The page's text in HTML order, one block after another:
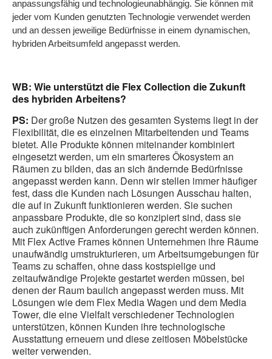
anpassungsfähig und technologieunabhängig. Sie können mit
jeder vom Kunden genutzten Technologie verwendet werden
und an dessen jeweilige Bedürfnisse in einem dynamischen,
hybriden Arbeitsumfeld angepasst werden.
WB: Wie unterstützt die Flex Collection die Zukunft
des hybriden Arbeitens?
PS: Der große Nutzen des gesamten Systems liegt in der
Flexibilität, die es einzelnen Mitarbeitenden und Teams
bietet. Alle Produkte können miteinander kombiniert
eingesetzt werden, um ein smarteres Ökosystem an
Räumen zu bilden, das an sich ändernde Bedürfnisse
angepasst werden kann. Denn wir stellen immer häufiger
fest, dass die Kunden nach Lösungen Ausschau halten,
die auf in Zukunft funktionieren werden. Sie suchen
anpassbare Produkte, die so konzipiert sind, dass sie
auch zukünftigen Anforderungen gerecht werden können.
Mit Flex Active Frames können Unternehmen ihre Räume
unaufwändig umstrukturieren, um Arbeitsumgebungen für
Teams zu schaffen, ohne dass kostspielige und
zeitaufwändige Projekte gestartet werden müssen, bei
denen der Raum baulich angepasst werden muss. Mit
Lösungen wie dem Flex Media Wagen und dem Media
Tower, die eine Vielfalt verschiedener Technologien
unterstützen, können Kunden ihre technologische
Ausstattung erneuern und diese zeitlosen Möbelstücke
weiter verwenden.